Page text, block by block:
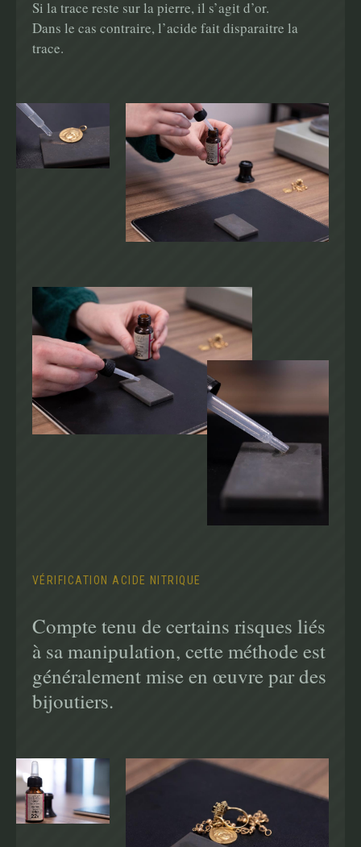
Si la trace reste sur la pierre, il s’agit d’or.
Dans le cas contraire, l’acide fait disparaitre la
trace.
VÉRIFICATION ACIDE NITRIQUE
Compte tenu de certains risques liés
à sa manipulation, cette méthode est
généralement mise en œuvre par des
bijoutiers.
navigation